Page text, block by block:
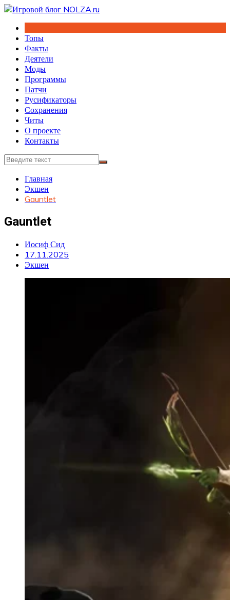
Перейти
содержимому
Топы
Факты
Деятели
Моды
Программы
Патчи
Русификаторы
Сохранения
Читы
О проекте
Контакты
Главная
Экшен
Gauntlet
Gauntlet
Иосиф Сид
17.11.2025
Экшен